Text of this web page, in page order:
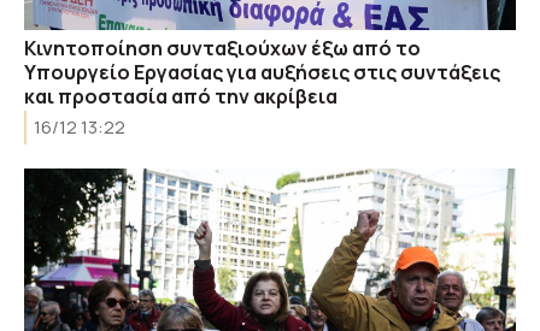
Kινητοποίηση συνταξιούχων έξω από το
Υπουργείο Εργασίας για αυξήσεις στις συντάξεις
και προστασία από την ακρίβεια
16/12 13:22